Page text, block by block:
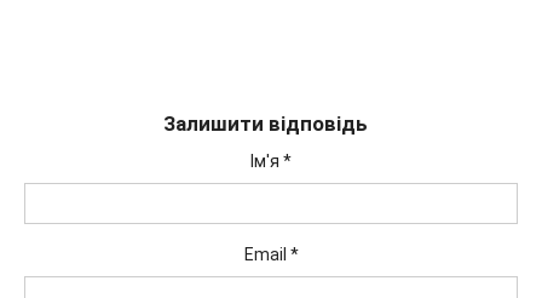
Залишити відповідь
Ім'я *
Email *